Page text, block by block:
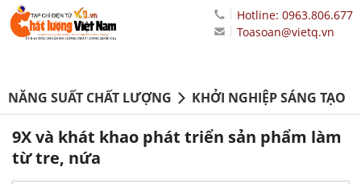
Hotline: 0963.806.677
Toasoan@vietq.vn
NĂNG SUẤT CHẤT LƯỢNG KHỞI NGHIỆP SÁNG TẠO
9X và khát khao phát triển sản phẩm làm
từ tre, nứa